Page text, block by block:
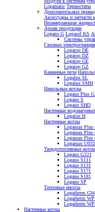
Logamatic Термостаты
Дополнительные
Аксессуары и запчасти
Незамерзающие
Архив продукции
Logano G Logasol KS
Системы
Газовые электростанции
Logatop DE
Logatop DZ
Logatop GE
Logatop GZ
Каминные печи
Logalux SL
Logalux SMH
Напольные котлы
Logano Plus
Logano S
Logano SHD
Настенные
Logalux H
Настенные котлы
Logamax Plus
Logamax Plus
Logamax Plus
Logamax
Твердотопливные котлы
Logano G221
Logano S111
Logano S131
Logano S171
Logano S181
Logano SP
Тепловые насосы
Logatherm
Logatherm
Logatherm
Настенные котлы